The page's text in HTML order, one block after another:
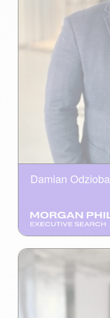
Damian Odzioba